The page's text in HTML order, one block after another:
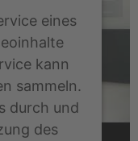
eines
kann
sammeln.
durch und
des